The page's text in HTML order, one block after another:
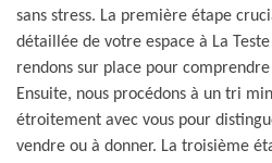
sans stress. La première étape
détaillée de votre espace à La
rendons sur place pour comprendre
Ensuite, nous procédons à un tri
étroitement avec vous pour
vendre ou à donner. La troisième